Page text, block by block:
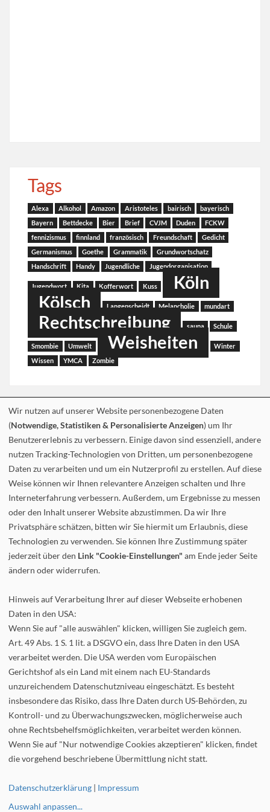
Tags
Alexa Alkohol Amazon Aristoteles bairisch
bayerisch
Bayern
Bettdecke Bier Brief CVJM Duden
FCKW
fennizismus
finnland französisch Freundschaft
Gedicht
Germanismus
Goethe Grammatik
Grundwortschatz
Handschrift
Handy Jugendliche Jugendorganisation
Jugendwort Kita Kofferwort Kuss
Köln
Kölsch
Langenscheidt Melancholie mundart
Rechtschreibung sauna Schule
Smombie Umwelt Weisheiten
Winter
Wissen
YMCA Zombie
Übersetzung
Wir nutzen auf unserer Website personenbezogene Daten
(Notwendige, Statistiken & Personalisierte Anzeigen) um Ihr
Benutzererlebnis zu verbessern. Einige davon sind essenziell, andere
nutzen Tracking-Technologien von Dritten, um personenbezogene
Daten zu verarbeiten und um ein Nutzerprofil zu erstellen. Auf diese
Weise können wir Ihnen relevantere Anzeigen schalten und Ihre
Interneterfahrung verbessern. Außerdem, um Ergebnisse zu messen
oder den Inhalt unserer Website abzustimmen. Da wir Ihre
Privatsphäre schätzen, bitten wir Sie hiermit um Erlaubnis, diese
Technologien zu verwenden. Sie können Ihre Zustimmung später
jederzeit über den Link "Cookie-Einstellungen" am Ende jeder Seite
ändern oder widerrufen.
Hinweis auf Verarbeitung Ihrer auf dieser Webseite erhobenen
Daten in den USA:
Wenn Sie auf "alle auswählen" klicken, willigen Sie zugleich gem.
Art. 49 Abs. 1 S. 1 lit. a DSGVO ein, dass Ihre Daten in den USA
verarbeitet werden. Die USA werden vom Europäischen
Gerichtshof als ein Land mit einem nach EU-Standards
unzureichendem Datenschutzniveau eingeschätzt. Es besteht
insbesondere das Risiko, dass Ihre Daten durch US-Behörden, zu
Kontroll- und zu Überwachungszwecken, möglicherweise auch
ohne Rechtsbehelfsmöglichkeiten, verarbeitet werden können.
Wenn Sie auf "Nur notwendige Cookies akzeptieren" klicken, findet
die vorgehend beschriebene Übermittlung nicht statt.
Datenschutzerklärung | Impressum
Auswahl anpassen...